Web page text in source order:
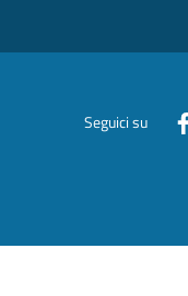
Seguici su